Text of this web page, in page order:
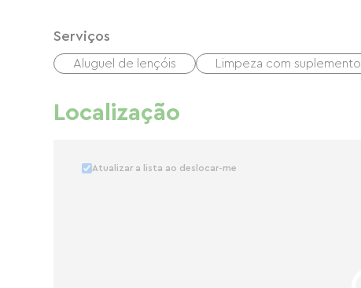
Serviços
Aluguel de lençóis Limpeza com suplemento
Localização
Atualizar a lista ao deslocar-me